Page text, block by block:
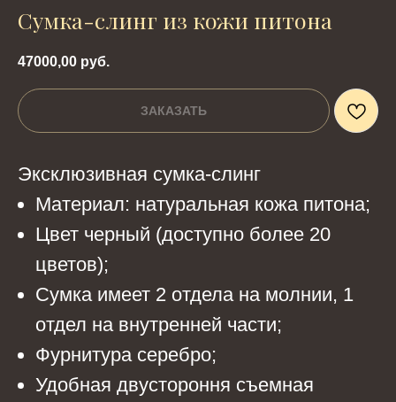
Сумка-слинг из кожи питона
47000,00 руб.
ЗАКАЗАТЬ
Эксклюзивная сумка-слинг
Материал: натуральная кожа питона;
Цвет черный (доступно более 20
цветов);
Сумка имеет 2 отдела на молнии, 1
отдел на внутренней части;
Фурнитура серебро;
Удобная двустороння съемная